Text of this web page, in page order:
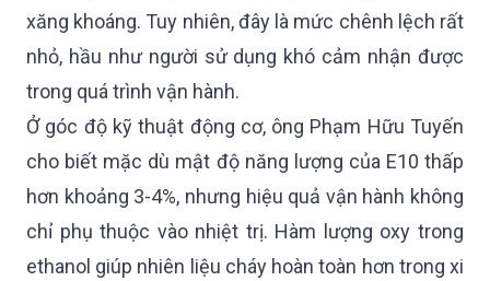
xăng khoáng. Tuy nhiên, đây là mức chênh lệch rất
nhỏ, hầu như người sử dụng khó cảm nhận được
trong quá trình vận hành.
Ở góc độ kỹ thuật động cơ, ông Phạm Hữu Tuyến
cho biết mặc dù mật độ năng lượng của E10 thấp
hơn khoảng 3-4%, nhưng hiệu quả vận hành không
chỉ phụ thuộc vào nhiệt trị. Hàm lượng oxy trong
ethanol giúp nhiên liệu cháy hoàn toàn hơn trong xi